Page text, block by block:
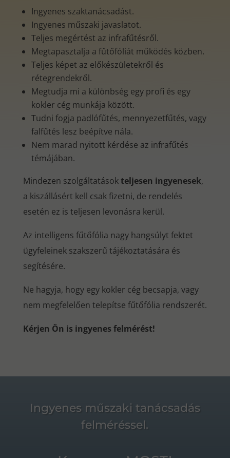
Ingyenes szaktanácsadást.
Ingyenes műszaki javaslatot.
Teljes megértést az infrafűtésről.
Megtapasztalja a fűtőfóliát működés közben.
Teljes képet az előkészületekről és
rétegrendekről.
Megtudja mi a különbség egy profi és egy
kokler cég munkája között.
Tudni fogja padlófűtés, mennyezetfűtés, vagy
falfűtés lesz beépítve nála.
Nem marad nyitott kérdése az infrafűtés
témájában.
Mindezen szolgáltatásokteljesen ingyenesek,
a kiszállásért kell csak fizetni, de rendelés
esetén ez is teljesen levonásra kerül.
Az intelligens fűtőfólia nagy hangsúlyt fektet
ügyfeleinek szakszerű tájékoztatására és
segítésére.
Ne hagyja, hogy egy kokler cég becsapja, vagy
nem megfelelően telepítse fűtőfólia rendszerét.
Kérjen Ön is ingyenes felmérést!
Ingyenes műszaki tanácsadás
felméréssel.